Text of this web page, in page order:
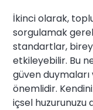
İkinci olarak,
sorgulamak
standartlar,
etkileyebilir. Bu
güven
önemlidir.
içsel huzurunuzu